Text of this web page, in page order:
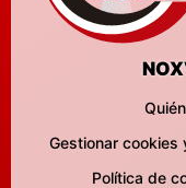
Gestionar cookies
Política de